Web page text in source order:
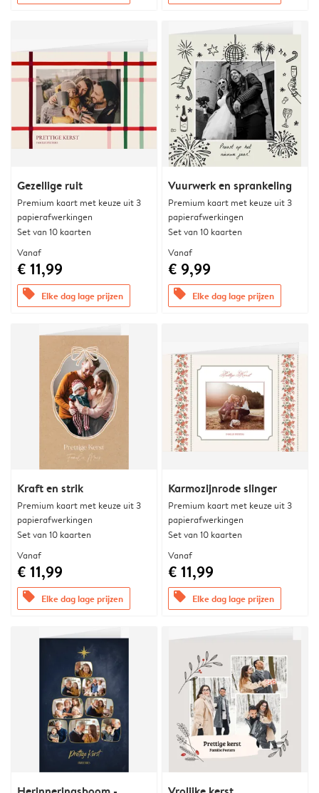
Gezellige ruit
Premium kaart met keuze uit 3
papierafwerkingen
Set van 10 kaarten
Vanaf
€ 11,99
offers Elke dag lage prijzen
Vuurwerk en sprankeling
Premium kaart met keuze uit 3
papierafwerkingen
Set van 10 kaarten
Vanaf
€ 9,99
offers Elke dag lage prijzen
Kraft en strik
Premium kaart met keuze uit 3
papierafwerkingen
Set van 10 kaarten
Vanaf
€ 11,99
offers Elke dag lage prijzen
Karmozijnrode slinger
Premium kaart met keuze uit 3
papierafwerkingen
Set van 10 kaarten
Vanaf
€ 11,99
offers Elke dag lage prijzen